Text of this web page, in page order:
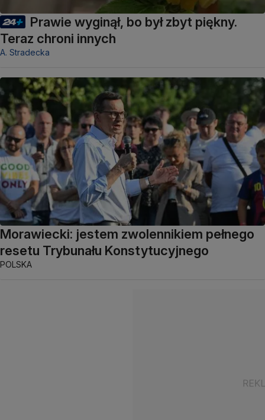
Prawie wyginął, bo był zbyt piękny.
Teraz chroni innych
A. Stradecka
Morawiecki: jestem zwolennikiem pełnego
resetu Trybunału Konstytucyjnego
POLSKA